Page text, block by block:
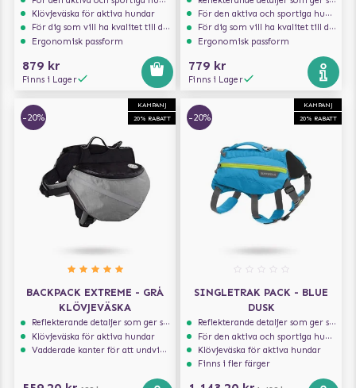
Klövjeväska för aktiva hundar
För dig som vill ha kvalitet till din hund!
Ergonomisk passform
879 kr
Finns i Lager
För den aktiva och sportiga hunden
För dig som vill ha kvalitet till din hund!
Ergonomisk passform
779 kr
Finns i Lager
KAMPANJ
20% RABATT
-20%
BACKPACK EXTREME - GRÅ
KLÖVJEVÄSKA
Reflekterande detaljer som ger synlighet i svagt ljus
Klövjeväska för aktiva hundar
Vadderade kanter för att undvika skav
KAMPANJ
20% RABATT
-20%
SINGLETRAK PACK - BLUE
DUSK
Reflekterande detaljer som ger synlighet i svagt ljus
För den aktiva och sportiga hunden
Klövjeväska för aktiva hundar
Finns i fler färger